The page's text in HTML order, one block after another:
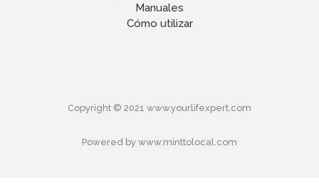
Manuales
Cómo utilizar
Copyright © 2021 www.yourlifexpert.com
Powered by www.minttolocal.com